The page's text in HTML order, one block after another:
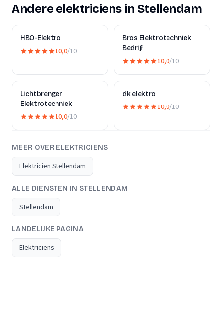
Andere elektriciens in Stellendam
HBO-Elektro
10,0/10
Bros Elektrotechniek
Bedrijf
10,0/10
Lichtbrenger
Elektrotechniek
10,0/10
dk elektro
10,0/10
MEER OVER ELEKTRICIENS
Elektricien Stellendam
ALLE DIENSTEN IN STELLENDAM
Stellendam
LANDELIJKE PAGINA
Elektriciens